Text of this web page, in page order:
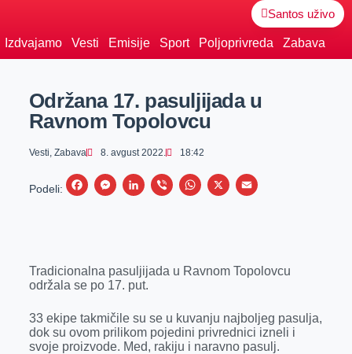
Santos uživo
Izdvajamo Vesti Emisije Sport Poljoprivreda Zabava
Održana 17. pasuljijada u
Ravnom Topolovcu
Vesti, Zabava 8. avgust 2022. 18:42
Podeli:
F
b
o
o
k
M
e
g
e
L
e
I
n
V
r
W
s
p
p
X
E
l
Tradicionalna pasuljijada u Ravnom Topolovcu
održala se po 17. put.
33 ekipe takmičile su se u kuvanju najboljeg pasulja,
dok su ovom prilikom pojedini privrednici izneli i
svoje proizvode. Med, rakiju i naravno pasulj.